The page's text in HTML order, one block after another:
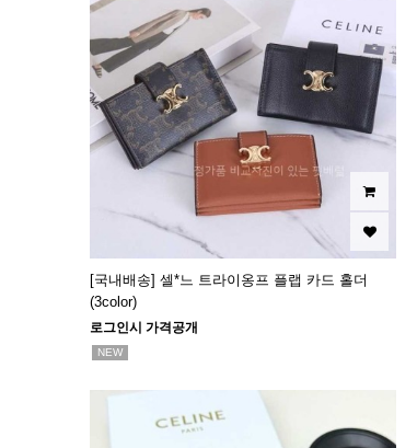
[국내배송] 셀*느 트라이옹프 플랩 카드 홀더
(3color)
로그인시 가격공개
NEW